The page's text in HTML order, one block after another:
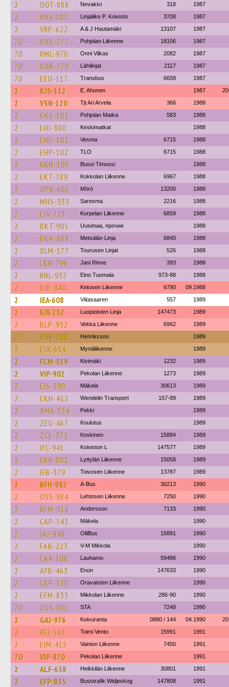
2 OOT-888 Nevakivi 318 1987
2 HXV-102 Linjaliike P. Koivisto 3708 1987
2 VRP-622 A & J Hautamäki 13107 1987
70 UXB-777 Pohjolan Liikenne 18106 1987
70 RML-970 Onni Vilkas 2082 1987
70 UXB-770 Lähilinjat 2117 1987
70 EEU-117 Transbus 6658 1987
2 KJS-112 E. Ahonen 1987
2 VSN-120 Tjt Ari Arvela 366 1988
2 KKS-102 Pohjolan Matka 583 1988
2 EHJ-800 Keskimatkat 1988
2 EHP-102 Vesma 6715 1988
2 EHP-102 TLO 6715 1988
2 KKN-105 Bussi Timossi 1988
2 EKT-789 Kokkolan Liikenne 6967 1988
2 OPK-602 Mörö 13200 1988
2 MHS-933 Saresma 2216 1988
2 EJV-773 Korpelan Liikenne 6859 1988
2 BKT-905 Uusimaa, прочие 1988
2 BKN-888 Metsälän Linja 6840 1988
2 XLM-177 Tourusen Linjat 526 1988
2 LKN-796 Jani Rinne 393 1988
2 RNL-932 Eino Tuomala 973-88 1988
2 BJE-840 Ketosen Liikenne 6790 09.1988
2 IEA-608 Viitasaaren 557 1989
2 EJX-252 Luopioisten Linja 147473 1989
2 BLP-932 Vekka Liikenne 6962 1989
2 OSB-200 Henriksson 1989
2 EJX-634 Mynäliikenne 1989
2 FCM-519 Kivimäki 1232 1989
2 VIP-902 Pekolan Liikenne 1273 1989
2 EIS-390 Mäkela 30613 1989
2 EKH-412 Wendelin Transport 157-89 1989
2 XMA-354 Pekki 1989
2 ZEU-467 Koulutus 1989
2 ZCE-372 Koskinen 15884 1989
2 IFC-941 Koiviston L 147577 1989
2 EKK-802 Lyttylän Liikenne 15058 1989
2 IFB-379 Toivosen Liikenne 13787 1989
2 BFH-982 A-Bus 30213 1990
2 OSS-984 Lehtosen Liikenne 7250 1990
2 BFM-916 Andersson 7133 1990
2 CAP-543 Mäkela 1990
2 JAJ-948 OlliBus 15891 1990
2 FAB-223 V-M Mikkola 1990
2 CAA-108 Lauhamo 59486 1990
2 AFB-463 Enon 147633 1990
2 CAP-530 Oravaisten Liikenne 1990
2 EFM-833 Mikkolan Liikenne 286-90 1990
70 OSS-981 STA 7248 1990
2 GAJ-976 Koivuranta 0880 / 144 04.1990
2 RFJ-543 Toimi Vento 15991 1991
2 EIM-415 Vainion Liikenne 7450 1991
70 VIP-870 Pekolan Liikenne 1991
2 ALF-638 Heikkilän Liikenne 30801 1991
2 EFP-855 Busstrafik Widjeskog 147808 1991